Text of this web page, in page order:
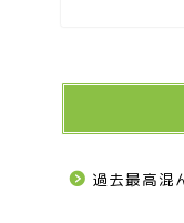
過去最高混